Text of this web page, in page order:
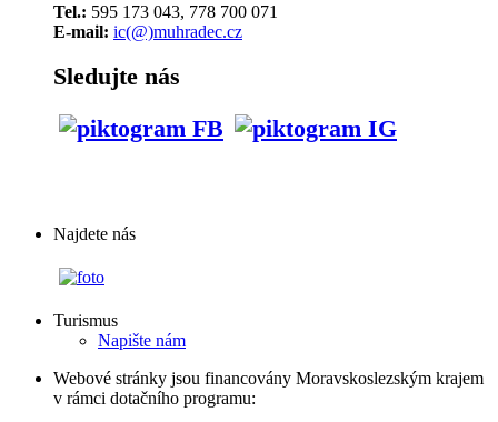
Tel.: 595 173 043, 778 700 071
E-mail: ic(@)muhradec.cz
Sledujte nás
Najdete nás
Turismus
Napište nám
Webové stránky jsou financovány Moravskoslezským krajem
v rámci dotačního programu: